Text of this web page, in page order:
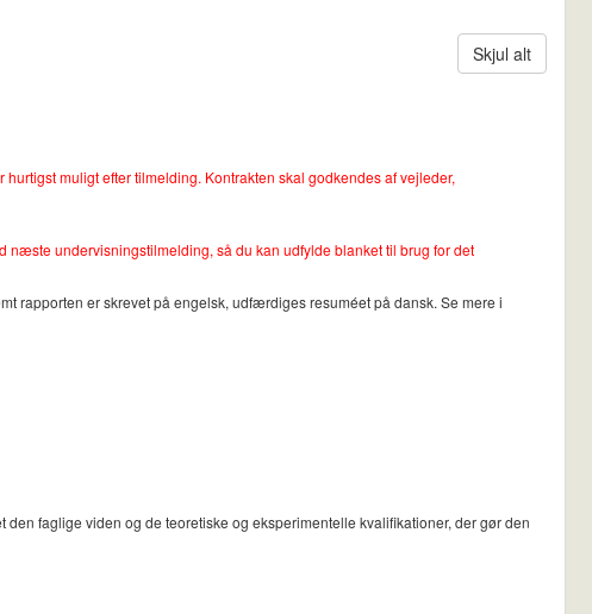
Skjul alt
muligt efter tilmelding. Kontrakten skal godkendes af vejleder,
undervisningstilmelding, så du kan udfylde blanket til brug for det
rapporten er skrevet på engelsk, udfærdiges resuméet på dansk. Se mere i
faglige viden og de teoretiske og eksperimentelle kvalifikationer, der gør den